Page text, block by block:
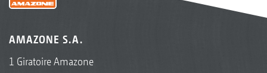
AMAZONE S.A.
1 Giratoire Amazone